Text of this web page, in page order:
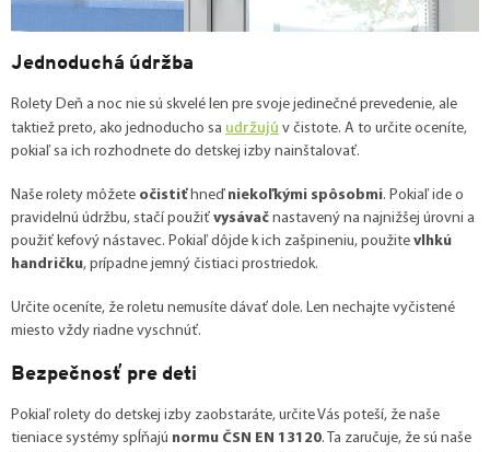
Jednoduchá údržba
Rolety Deň a noc nie sú skvelé len pre svoje jedinečné prevedenie, ale
taktiež preto, ako jednoducho sa udržujú v čistote. A to určite oceníte,
pokiaľ sa ich rozhodnete do detskej izby nainštalovať.
Naše rolety môžete očistiťhneď niekoľkými spôsobmi. Pokiaľ ide o
pravidelnú údržbu, stačí použiť vysávač nastavený na najnižšej úrovni a
použiť kefový nástavec. Pokiaľ dôjde k ich zašpineniu, použite vlhkú
handričku, prípadne jemný čistiaci prostriedok.
Určite oceníte, že roletu nemusíte dávať dole. Len nechajte vyčistené
miesto vždy riadne vyschnúť.
Bezpečnosť pre deti
Pokiaľ rolety do detskej izby zaobstaráte, určite Vás poteší, že naše
tieniace systémy spĺňajú normu ČSN EN 13120. Ta zaručuje, že sú naše